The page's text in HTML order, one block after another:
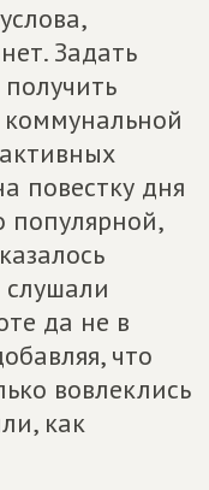
Задать
повестку дня
популярной,
слушали
да не в
что
вовлеклись
как